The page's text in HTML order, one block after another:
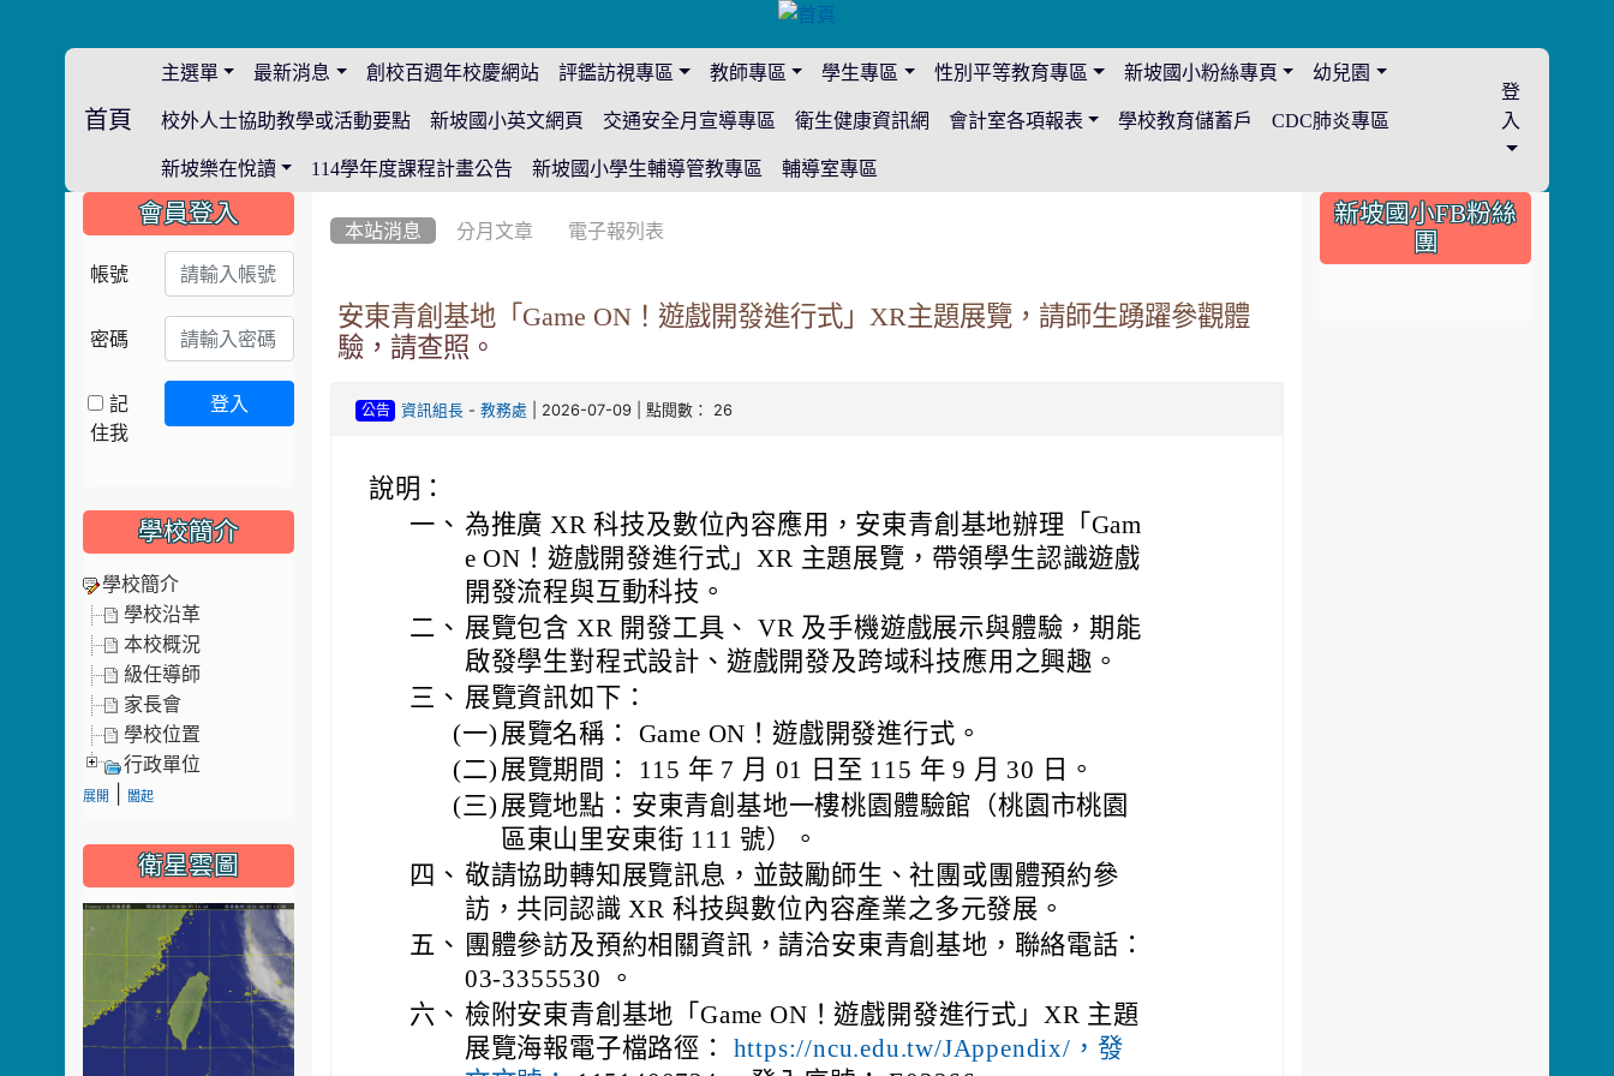
首頁
主選單 最新消息 創校百週年校慶網站 評鑑訪視專區 教師專區 學生專區 性別平等教育專區 新坡國小粉絲專頁 幼兒園
校外人士協助教學或活動要點 新坡國小英文網頁 交通安全月宣導專區 衛生健康資訊網 會計室各項報表 學校教育儲蓄戶 CDC肺炎專區
新坡樂在悅讀 114學年度課程計畫公告 新坡國小學生輔導管教專區 輔導室專區
登
入
本站消息 分月文章 電子報列表
安東青創基地「Game ON！遊戲開發進行式」XR主題展覽，請師生踴躍參觀體
驗，請查照。
公告 資訊組長 -教務處 | 2026-07-09 | 點閱數： 26
說明：
一、 為推廣 XR 科技及數位內容應用，安東青創基地辦理「Gam
e ON！遊戲開發進行式」XR 主題展覽，帶領學生認識遊戲
開發流程與互動科技。
二、 展覽包含 XR 開發工具、 VR 及手機遊戲展示與體驗，期能
啟發學生對程式設計、遊戲開發及跨域科技應用之興趣。
三、 展覽資訊如下：
(一) 展覽名稱： Game ON！遊戲開發進行式。
(二) 展覽期間： 115 年 7 月 01 日至 115 年 9 月 30 日。
(三) 展覽地點：安東青創基地一樓桃園體驗館（桃園市桃園
區東山里安東街 111 號）。
四、 敬請協助轉知展覽訊息，並鼓勵師生、社團或團體預約參
訪，共同認識 XR 科技與數位內容產業之多元發展。
五、 團體參訪及預約相關資訊，請洽安東青創基地，聯絡電話：
03-3355530 。
六、 檢附安東青創基地「Game ON！遊戲開發進行式」XR 主題
展覽海報電子檔路徑： https://ncu.edu.tw/JAppendix/，發
::: 會員登入
帳號
密碼
記
住我
登入
學校簡介
學校簡介
學校沿革
本校概況
級任導師
家長會
學校位置
行政單位
展開 闔起
衛星雲圖
:::
新坡國小FB粉絲
團